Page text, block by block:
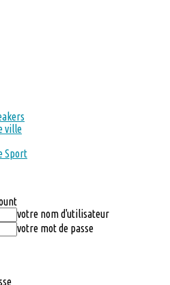
ville
Sport
votre nom d'utilisateur
votre mot de passe